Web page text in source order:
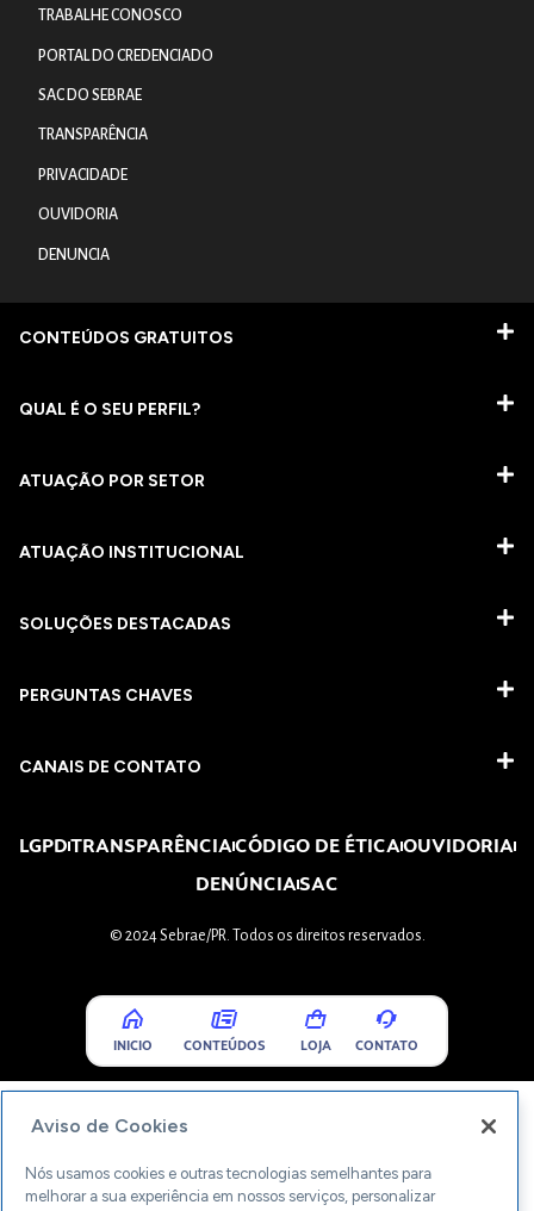
TRABALHE CONOSCO
PORTAL DO CREDENCIADO
SAC DO SEBRAE
TRANSPARÊNCIA
PRIVACIDADE
OUVIDORIA
DENUNCIA
CONTEÚDOS GRATUITOS
QUAL É O SEU PERFIL?
ATUAÇÃO POR SETOR
ATUAÇÃO INSTITUCIONAL
SOLUÇÕES DESTACADAS
PERGUNTAS CHAVES​
CANAIS DE CONTATO
LGPDTRANSPARÊNCIACÓDIGO DE ÉTICAOUVIDORIA
DENÚNCIASAC
© 2024 Sebrae/PR. Todos os direitos reservados.
INICIO CONTEÚDOS LOJA CONTATO
Aviso de Cookies
Nós usamos cookies e outras tecnologias semelhantes para
melhorar a sua experiência em nossos serviços, personalizar